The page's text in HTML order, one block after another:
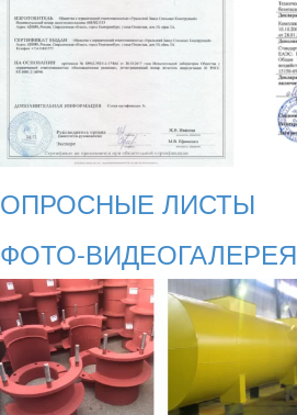
ОПРОСНЫЕ ЛИСТЫ
ФОТО-ВИДЕОГАЛЕРЕЯ